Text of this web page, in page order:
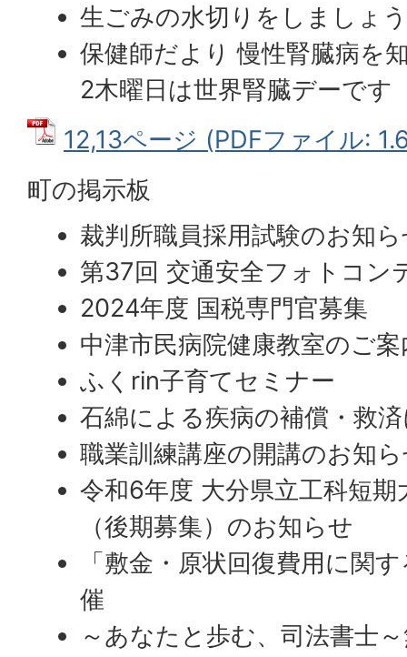
生ごみの水切りをしましょ
保健師だより 慢性腎臓病を
2木曜日は世界腎臓デーです
12,13ページ (PDFファイル:
町の掲示板
裁判所職員採用試験のお知
第37回 交通安全フォトコン
2024年度 国税専門官募集
中津市民病院健康教室のご案
ふくrin子育てセミナー
石綿による疾病の補償・救
職業訓練講座の開講のお知
令和6年度 大分県立工科短
（後期募集）のお知らせ
「敷金・原状回復費用に関
催
～あなたと歩む、司法書士